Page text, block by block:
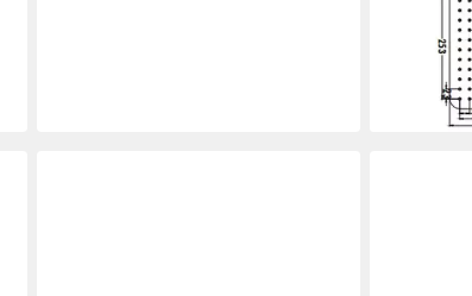
Quadrat
59,90 €
lieferbar -